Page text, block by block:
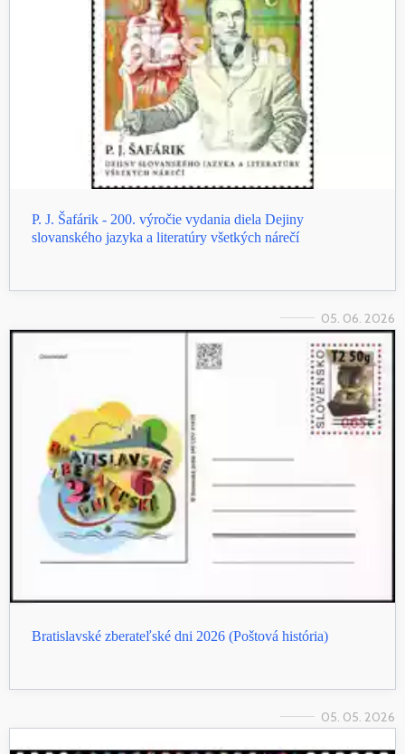
P. J. Šafárik - 200. výročie vydania diela Dejiny
slovanského jazyka a literatúry všetkých nárečí
05. 06. 2026
Bratislavské zberateľské dni 2026 (Poštová história)
05. 05. 2026